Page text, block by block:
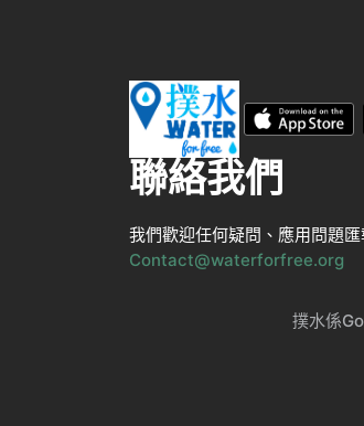
聯絡我們
我們歡迎任何疑問、應用問題匯
Contact@waterforfree.org
撲水係